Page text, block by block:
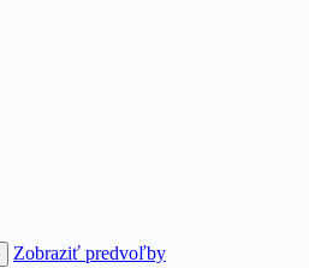
Zobraziť predvoľby